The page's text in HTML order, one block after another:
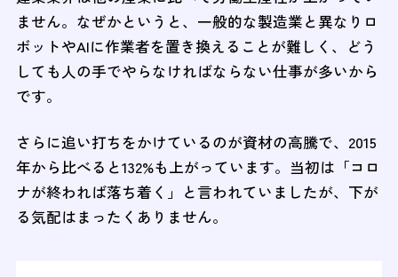
ません。なぜかというと、一般的な製造業と異なりロ
ボットやAIに作業者を置き換えることが難しく、どう
しても人の手でやらなければならない仕事が多いから
です。
さらに追い打ちをかけているのが資材の高騰で、2015
年から比べると132%も上がっています。当初は「コロ
ナが終われば落ち着く」と言われていましたが、下が
る気配はまったくありません。